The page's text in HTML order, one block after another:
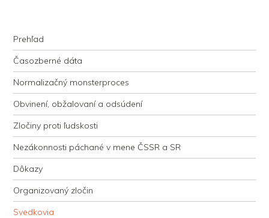
justície
Navigation
Skip to content
Prehľad
Časozberné dáta
Normalizačný monsterproces
Obvinení, obžalovaní a odsúdení
Zločiny proti ľudskosti
Nezákonnosti páchané v mene ČSSR a SR
Dôkazy
Organizovaný zločin
Svedkovia